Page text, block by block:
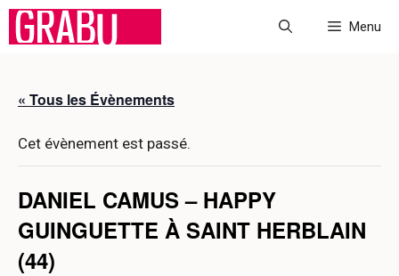
Aller
Menu
« Tous les Évènements
Cet évènement est passé.
DANIEL CAMUS – HAPPY
GUINGUETTE À SAINT HERBLAIN
(44)